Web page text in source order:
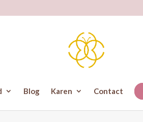
Blog Karen Contact